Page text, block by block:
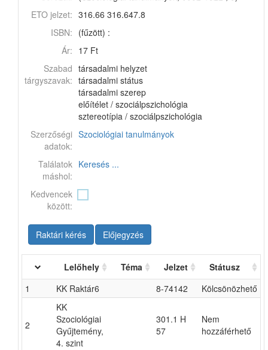
ETO jelzet: 316.66 316.647.8
ISBN: (fűzött) :
Ár: 17 Ft
Szabad
tárgyszavak:
társadalmi helyzet
társadalmi státus
társadalmi szerep
előítélet / szociálpszichológia
sztereotípia / szociálpszichológia
Szerzőségi
adatok:
Szociológiai tanulmányok
Találatok
máshol:
Keresés ...
Kedvencek
között:
Raktári kérés Előjegyzés
Lelőhely Téma Jelzet
Státusz
1
KK Raktár6 8-74142 Kölcsönözhető
2
KK
Szociológiai
Gyűjtemény,
4. szint
301.1 H
57
Nem
hozzáférhető